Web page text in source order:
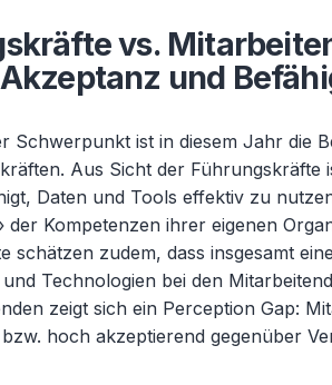
vs.
und
Schwerpunkt ist in diesem Jahr die
Aus Sicht der Führungskräfte
Daten und Tools effektiv zu
der Kompetenzen ihrer eigenen
schätzen zudem, dass insgesamt
Technologien bei den
zeigt sich ein Perception Gap:
hoch akzeptierend gegenüber